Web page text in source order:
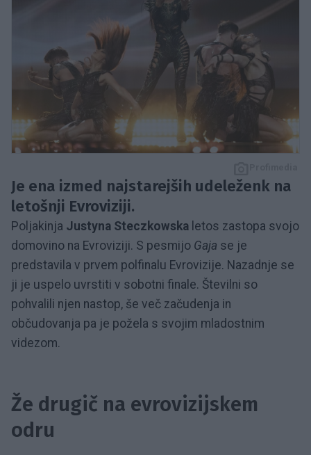
Je ena izmed najstarejših udeleženk na
letošnji Evroviziji.
Poljakinja Justyna Steczkowska letos zastopa svojo
domovino na Evroviziji. S pesmijo Gaja se je
predstavila v prvem polfinalu Evrovizije. Nazadnje se
ji je uspelo uvrstiti v sobotni finale. Številni so
pohvalili njen nastop, še več začudenja in
občudovanja pa je požela s svojim mladostnim
videzom.
Že drugič na evrovizijskem
odru